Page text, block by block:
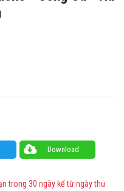
Download
trong 30 ngày kể từ ngày thu